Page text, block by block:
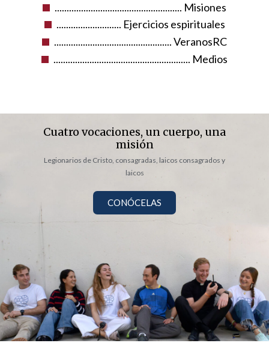
..................................................... Misiones
........................... Ejercicios espirituales
................................................. VeranosRC
......................................................... Medios
Cuatro vocaciones, un cuerpo, una
misión
Legionarios de Cristo, consagradas, laicos consagrados y
laicos
CONÓCELAS